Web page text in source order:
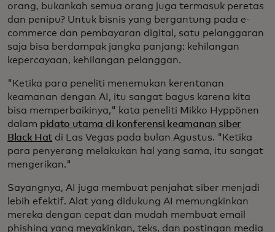
orang, bukankah semua orang juga termasuk peretas
dan penipu? Untuk bisnis yang bergantung pada e-
commerce dan pembayaran digital, satu pelanggaran
saja bisa berdampak jangka panjang: kehilangan
kepercayaan, kehilangan pelanggan.
"Ketika para peneliti menemukan kerentanan
keamanan dengan AI, itu sangat bagus karena kita
bisa memperbaikinya," kata peneliti Mikko Hyppönen
dalam pidato utama di konferensi keamanan siber
Black Hat di Las Vegas pada bulan Agustus. "Ketika
para penyerang melakukan hal yang sama, itu sangat
mengerikan."
Sayangnya, AI juga membuat penjahat siber menjadi
lebih efektif. Alat yang didukung AI memungkinkan
mereka dengan cepat dan mudah membuat email
phishing yang meyakinkan, teks, dan postingan media